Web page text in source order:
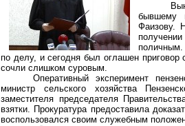
бывшему
Фаизову.
поличным.
по делу, и сегодня был оглашен
сочли слишком суровым.
Оперативный эксперимент
министр сельского хозяйства
заместителя председателя
взятки. Прокуратура предоставила
воспользовался своим служебным